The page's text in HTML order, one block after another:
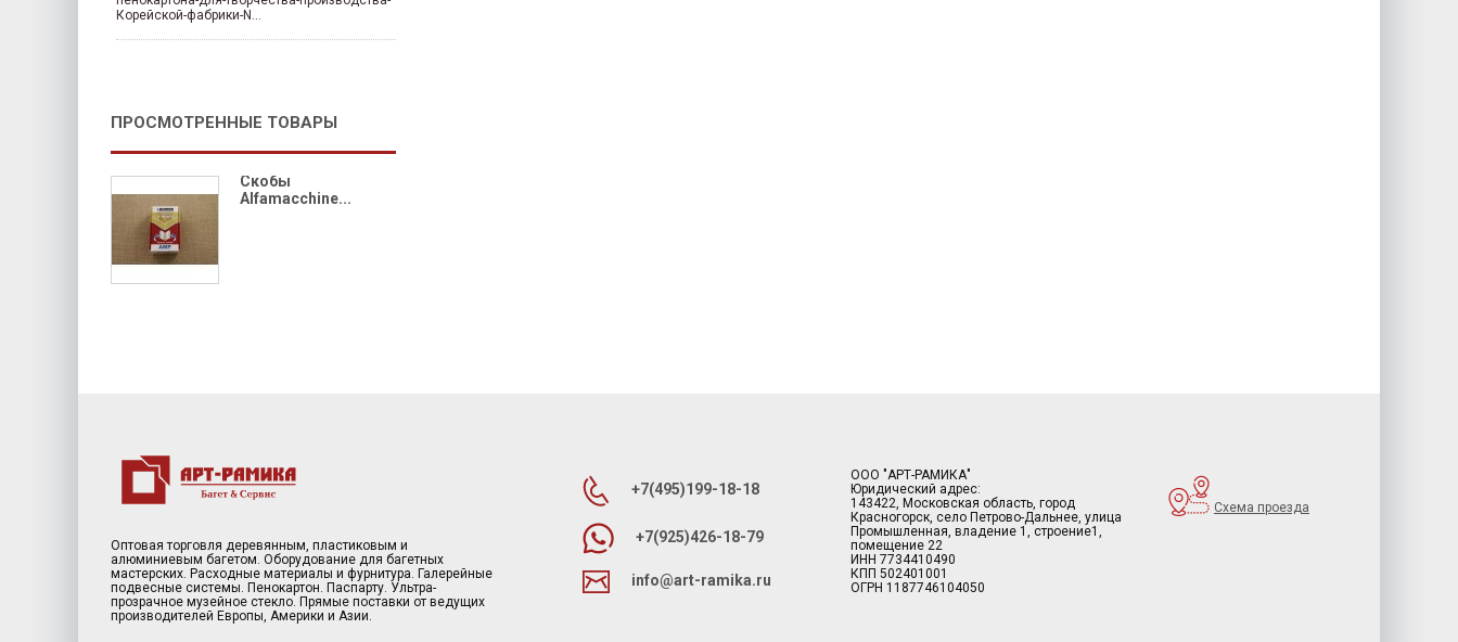
Корейской-фабрики-N...
ПРОСМОТРЕННЫЕ ТОВАРЫ
Скобы
Alfamacchine...
Оптовая торговля деревянным, пластиковым и
алюминиевым багетом. Оборудование для багетных
мастерских. Расходные материалы и фурнитура. Галерейные
подвесные системы. Пенокартон. Паспарту. Ультра-
прозрачное музейное стекло. Прямые поставки от ведущих
производителей Европы, Америки и Азии.
+7(495)199-18-18
+7(925)426-18-79
info@art-ramika.ru
ООО "АРТ-РАМИКА"
Юридический адрес:
143422, Московская область, город
Красногорск, село Петрово-Дальнее, улица
Промышленная, владение 1, строение1,
помещение 22
ИНН 7734410490
КПП 502401001
ОГРН 1187746104050
Схема проезда